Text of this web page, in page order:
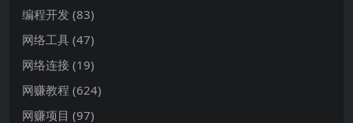
编程开发 (83)
网络工具 (47)
网络连接 (19)
网赚教程 (624)
网赚项目 (97)